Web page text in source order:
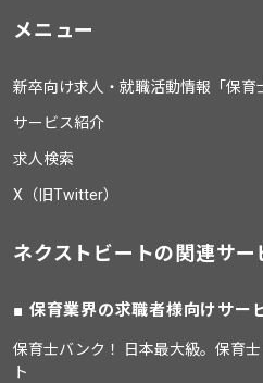
メニュー
新卒向け求人・就職活動情報「保育
サービス紹介
求人検索
X（旧Twitter）
ネクストビートの関連サー
保育業界の求職者様向けサー
保育士バンク！ 日本最大級。保育
ト